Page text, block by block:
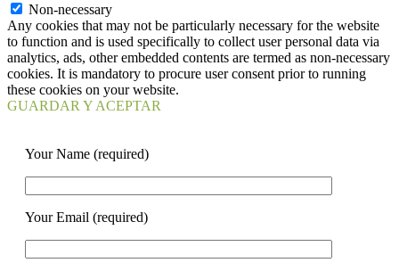
Non-necessary
Any cookies that may not be particularly necessary for the website
to function and is used specifically to collect user personal data via
analytics, ads, other embedded contents are termed as non-necessary
cookies. It is mandatory to procure user consent prior to running
these cookies on your website.
GUARDAR Y ACEPTAR
Your Name (required)
Your Email (required)